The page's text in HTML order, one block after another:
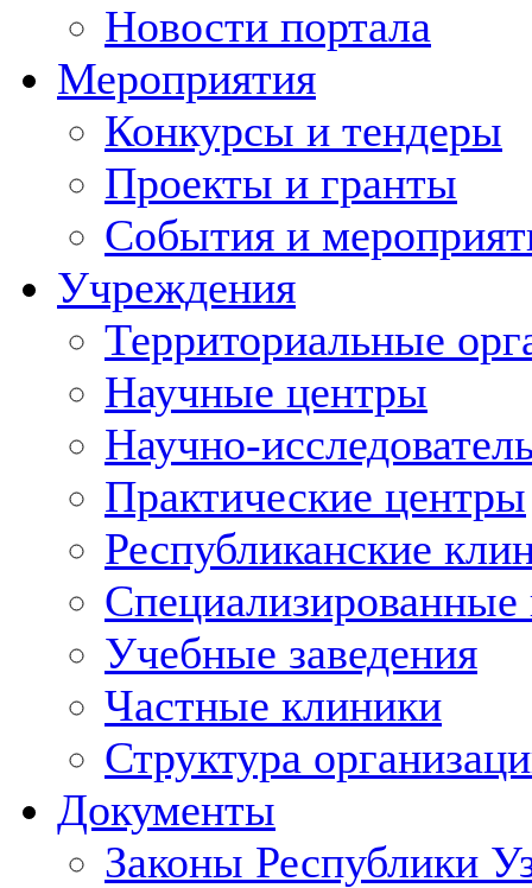
Новости портала
Мероприятия
Конкурсы и тендеры
Проекты и гранты
События и
Учреждения
Территориальные
Научные центры
Научно-
Практические центры
Республиканские
Учебные заведения
Частные клиники
Структура
Документы
Законы Республики